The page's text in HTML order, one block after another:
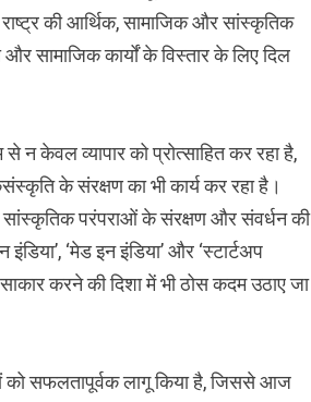
की आर्थिक, सामाजिक और सांस्कृतिक
सामाजिक कार्यों के विस्तार के लिए दिल
न केवल व्यापार को प्रोत्साहित कर रहा है,
के संरक्षण का भी कार्य कर रहा है।
परंपराओं के संरक्षण और संवर्धन की
‘मेड इन इंडिया’ और ‘स्टार्टअप
करने की दिशा में भी ठोस कदम उठाए जा
को सफलतापूर्वक लागू किया है, जिससे आज